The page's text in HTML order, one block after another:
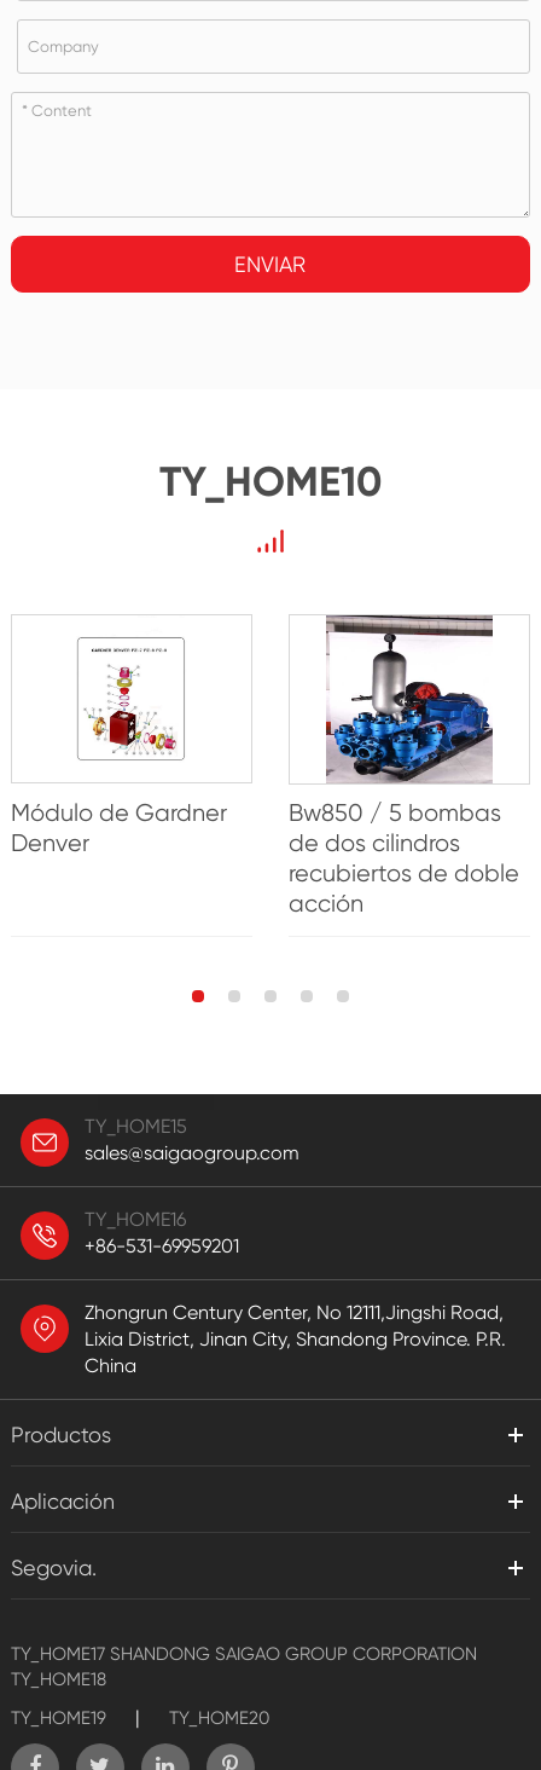
ENVIAR
TY_HOME10
Módulo de Gardner
Denver
Bw850 / 5 bombas
de dos cilindros
recubiertos de doble
acción
TY_HOME15
sales@saigaogroup.com
TY_HOME16
+86-531-69959201
Zhongrun Century Center, No 12111,Jingshi Road,
Lixia District, Jinan City, Shandong Province. P.R.
China
Productos
Aplicación
Segovia.
TY_HOME17 SHANDONG SAIGAO GROUP CORPORATION
TY_HOME18
TY_HOME19
| TY_HOME20